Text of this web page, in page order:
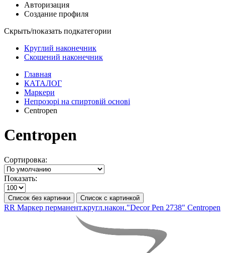
Авторизация
Создание профиля
Скрыть/показать подкатегории
Круглий наконечник
Скошений наконечник
Главная
КАТАЛОГ
Маркери
Непрозорі на спиртовій основі
Centropen
Centropen
Сортировка:
Показать:
Список без картинки Список с картинкой
RR Маркер перманент.кругл.након."Decor Pen 2738" Centropen